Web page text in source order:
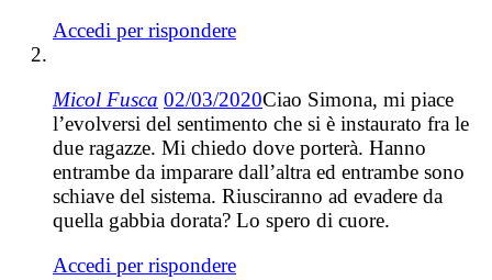
Accedi per rispondere
Micol Fusca 02/03/2020Ciao Simona, mi piace
l’evolversi del sentimento che si è instaurato fra le
due ragazze. Mi chiedo dove porterà. Hanno
entrambe da imparare dall’altra ed entrambe sono
schiave del sistema. Riusciranno ad evadere da
quella gabbia dorata? Lo spero di cuore.
Accedi per rispondere